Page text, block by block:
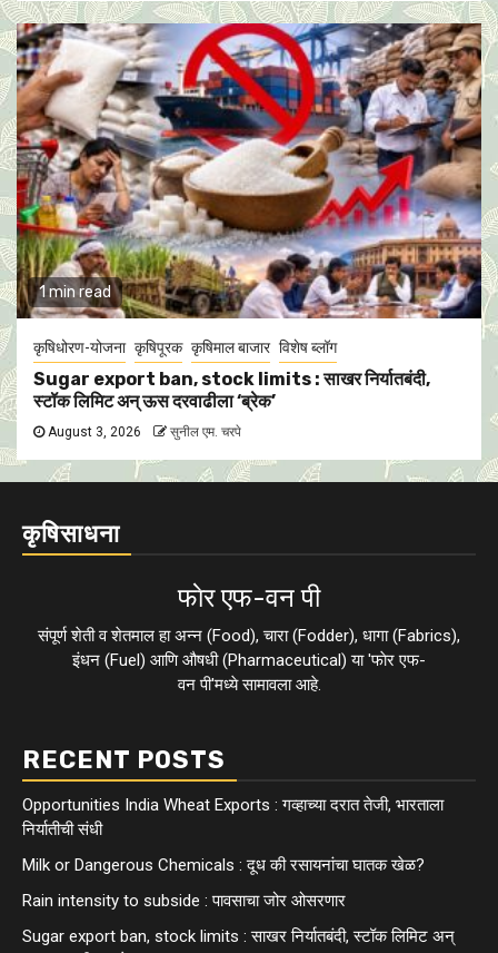
1 min read
कृषिधोरण-योजना कृषिपूरक कृषिमाल बाजार विशेष ब्लॉग
Sugar export ban, stock limits : साखर निर्यातबंदी,
स्टॉक लिमिट अन् ऊस दरवाढीला ‘ब्रेक’
August 3, 2026 सुनील एम. चरपे
कृषिसाधना
फाेर एफ-वन पी
संपूर्ण शेती व शेतमाल हा अन्न (Food), चारा (Fodder), धागा (Fabrics),
इंधन (Fuel) आणि औषधी (Pharmaceutical) या 'फाेर एफ-
वन पी'मध्ये सामावला आहे.
RECENT POSTS
Opportunities India Wheat Exports : गव्हाच्या दरात तेजी, भारताला
निर्यातीची संधी
Milk or Dangerous Chemicals : दूध की रसायनांचा घातक खेळ?
Rain intensity to subside : पावसाचा जोर ओसरणार
Sugar export ban, stock limits : साखर निर्यातबंदी, स्टॉक लिमिट अन्